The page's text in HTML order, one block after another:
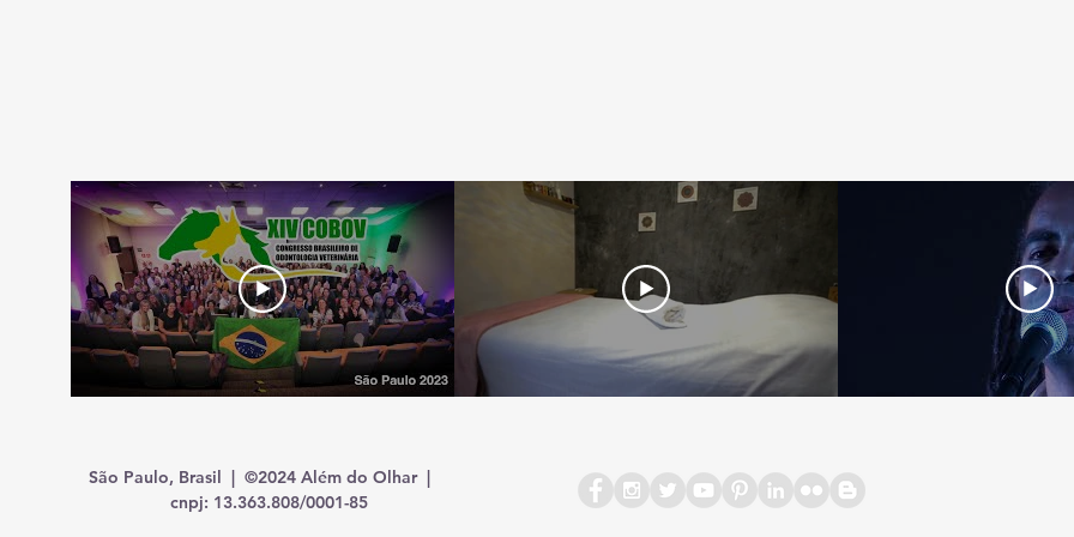
São Paulo, Brasil | ©2024 Além do Olhar |
cnpj: 13.363.808/0001-85